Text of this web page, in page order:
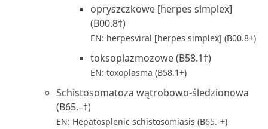
opryszczkowe [herpes simplex]
(B00.8†)
EN: herpesviral [herpes simplex] (B00.8+)
toksoplazmozowe (B58.1†)
EN: toxoplasma (B58.1+)
Schistosomatoza wątrobowo-śledzionowa
(B65.–†)
EN: Hepatosplenic schistosomiasis (B65.-+)